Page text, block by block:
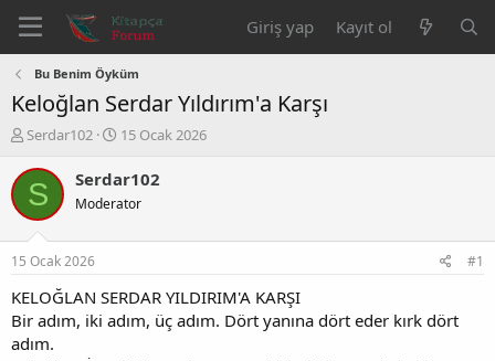
Giriş yap Kayıt ol
Bu Benim Öyküm
Keloğlan Serdar Yıldırım'a Karşı
K
n
b
u
u
b
a
l
a
Serdar102
B
ş
a
ç
t
a
15 Ocak 2026
S Serdar102
Moderator
15 Ocak 2026 #1
KELOĞLAN SERDAR YILDIRIM'A KARŞI
Bir adım, iki adım, üç adım. Dört yanına dört eder kırk dört
adım.